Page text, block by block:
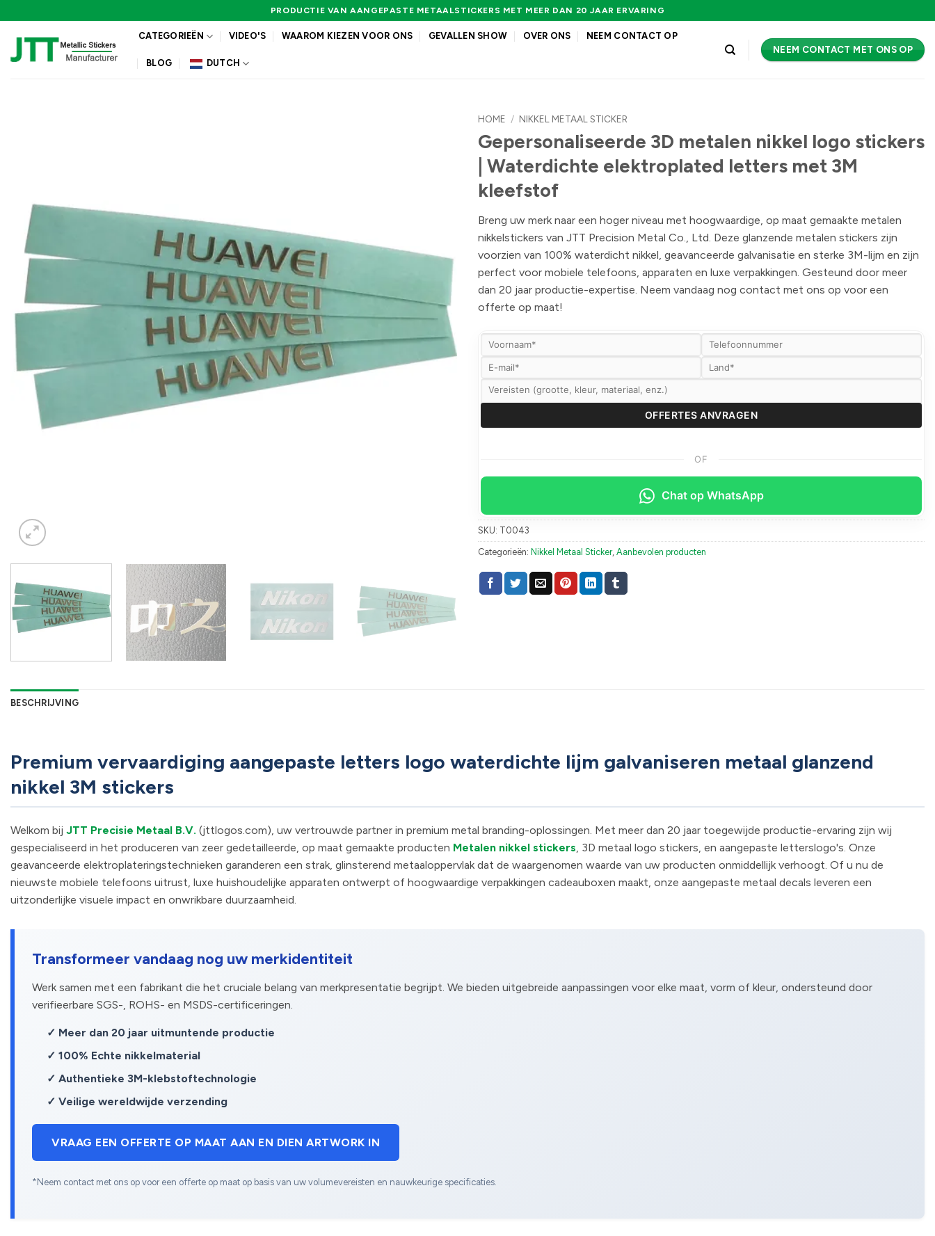
naar
inhoud
PRODUCTIE VAN AANGEPASTE METAALSTICKERS MET MEER DAN 20 JAAR ERVARING
CATEGORIEËN VIDEO'S WAAROM KIEZEN VOOR ONS GEVALLEN SHOW OVER ONS NEEM CONTACT OP
BLOG DUTCH
NEEM CONTACT MET ONS OP
HOME / NIKKEL METAAL STICKER
Gepersonaliseerde 3D metalen nikkel logo stickers
| Waterdichte elektroplated letters met 3M
kleefstof
Breng uw merk naar een hoger niveau met hoogwaardige, op maat gemaakte metalen
nikkelstickers van JTT Precision Metal Co., Ltd. Deze glanzende metalen stickers zijn
voorzien van 100% waterdicht nikkel, geavanceerde galvanisatie en sterke 3M-lijm en zijn
perfect voor mobiele telefoons, apparaten en luxe verpakkingen. Gesteund door meer
dan 20 jaar productie-expertise. Neem vandaag nog contact met ons op voor een
offerte op maat!
OF
Chat op WhatsApp
SKU: T0043
Categorieën: Nikkel Metaal Sticker, Aanbevolen producten
BESCHRIJVING
Premium vervaardiging aangepaste letters logo waterdichte lijm galvaniseren metaal glanzend
nikkel 3M stickers
Welkom bij JTT Precisie Metaal B.V. (jttlogos.com), uw vertrouwde partner in premium metal branding-oplossingen. Met meer dan 20 jaar toegewijde productie-ervaring zijn wij
gespecialiseerd in het produceren van zeer gedetailleerde, op maat gemaakte producten Metalen nikkel stickers, 3D metaal logo stickers, en aangepaste letterslogo's. Onze
geavanceerde elektroplateringstechnieken garanderen een strak, glinsterend metaaloppervlak dat de waargenomen waarde van uw producten onmiddellijk verhoogt. Of u nu de
nieuwste mobiele telefoons uitrust, luxe huishoudelijke apparaten ontwerpt of hoogwaardige verpakkingen cadeauboxen maakt, onze aangepaste metaal decals leveren een
uitzonderlijke visuele impact en onwrikbare duurzaamheid.
Transformeer vandaag nog uw merkidentiteit
Werk samen met een fabrikant die het cruciale belang van merkpresentatie begrijpt. We bieden uitgebreide aanpassingen voor elke maat, vorm of kleur, ondersteund door
verifieerbare SGS-, ROHS- en MSDS-certificeringen.
✓ Meer dan 20 jaar uitmuntende productie
✓ 100% Echte nikkelmaterial
✓ Authentieke 3M-klebstoftechnologie
✓ Veilige wereldwijde verzending
VRAAG EEN OFFERTE OP MAAT AAN EN DIEN ARTWORK IN
*Neem contact met ons op voor een offerte op maat op basis van uw volumevereisten en nauwkeurige specificaties.